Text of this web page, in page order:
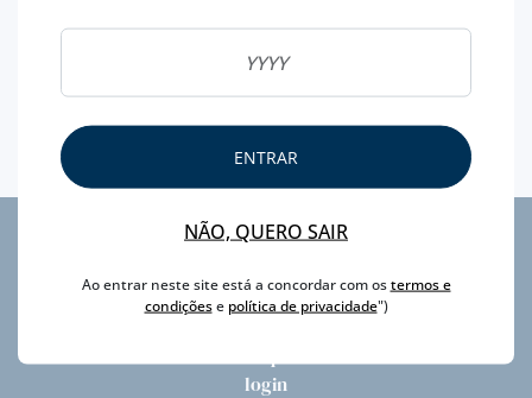
Até 28 de Fevereiro, visite o nosso Facebook ou o
Instragram e participe. Habilite-se a ganhar um ótimo
10 Anos Tawny!
litígios
login
ENTRAR
NÃO, QUERO SAIR
Ao entrar neste site está a concordar com ostermos e
condiçõese política de privacidade")